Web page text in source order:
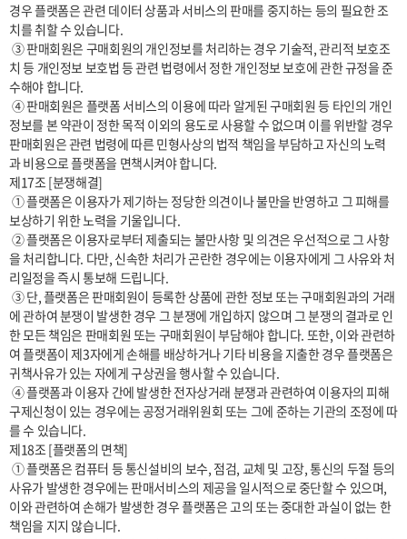
경우 플랫폼은 관련 데이터 상품과 서비스의 판매를 중지하는 등의 필요한 조
치를 취할 수 있습니다.
치 등 개인정보 보호법 등 관련 법령에서 정한 개인정보 보호에 관한 규정을 준
수해야 합니다.
정보를 본 약관이 정한 목적 이외의 용도로 사용할 수 없으며 이를 위반할 경우
판매회원은 관련 법령에 따른 민형사상의 법적 책임을 부담하고 자신의 노력
과 비용으로 플랫폼을 면책시켜야 합니다.
제17조 [분쟁해결]
보상하기 위한 노력을 기울입니다.
을 처리합니다. 다만, 신속한 처리가 곤란한 경우에는 이용자에게 그 사유와 처
리일정을 즉시 통보해 드립니다.
에 관하여 분쟁이 발생한 경우 그 분쟁에 개입하지 않으며 그 분쟁의 결과로 인
한 모든 책임은 판매회원 또는 구매회원이 부담해야 합니다. 또한, 이와 관련하
여 플랫폼이 제3자에게 손해를 배상하거나 기타 비용을 지출한 경우 플랫폼은
귀책사유가 있는 자에게 구상권을 행사할 수 있습니다.
구제신청이 있는 경우에는 공정거래위원회 또는 그에 준하는 기관의 조정에 따
를 수 있습니다.
제18조 [플랫폼의 면책]
사유가 발생한 경우에는 판매서비스의 제공을 일시적으로 중단할 수 있으며,
이와 관련하여 손해가 발생한 경우 플랫폼은 고의 또는 중대한 과실이 없는 한
책임을 지지 않습니다.